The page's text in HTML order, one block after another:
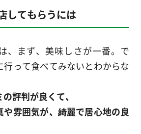
してもらうには
、まず、美味しさが一番。で
行って食べてみないとわからな
評判が良くて、
や雰囲気が、綺麗で居心地の良